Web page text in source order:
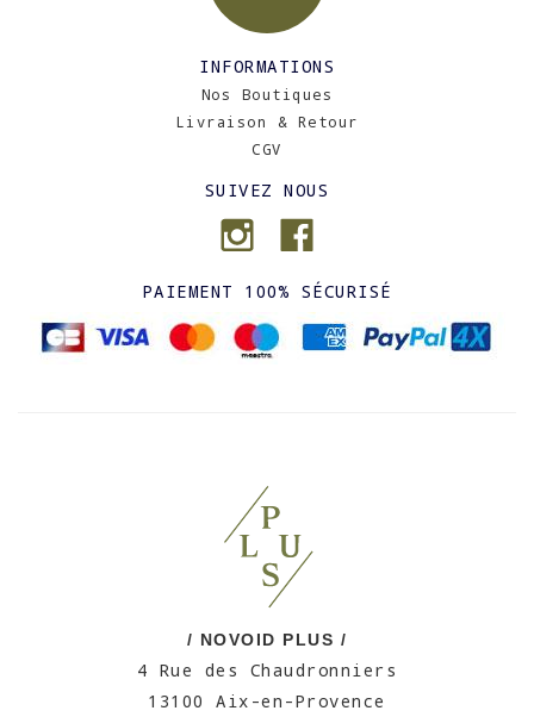
INFORMATIONS
Nos Boutiques
Livraison & Retour
CGV
SUIVEZ NOUS
PAIEMENT 100% SÉCURISÉ
/ NOVOID PLUS /
4 Rue des Chaudronniers
13100 Aix-en-Provence